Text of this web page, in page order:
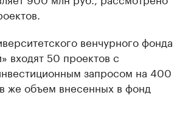
венчурного фонда
входят 50 проектов с
запросом на 400
же объем внесенных в фонд